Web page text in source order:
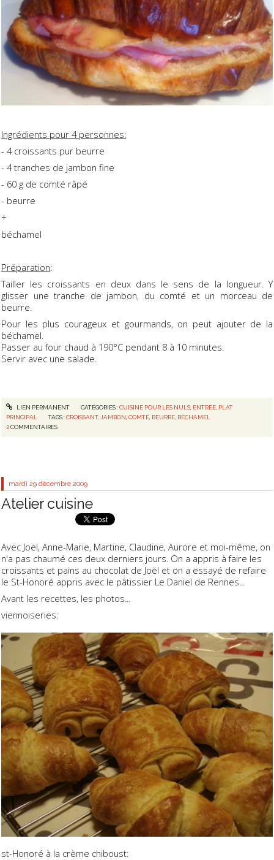
Ingrédients pour 4 personnes:
- 4 croissants pur beurre
- 4 tranches de jambon fine
- 60 g de comté râpé
- beurre
+
béchamel
Préparation:
Tailler les croissants en deux dans le sens de la longueur. Y
glisser une tranche de jambon, du comté et un morceau de
beurre.
Pour les plus courageux et gourmands, on peut ajouter de la
béchamel.
Passer au four chaud à 190°C pendant 8 à 10 minutes.
Servir avec une salade.
LIEN PERMANENT CATÉGORIES :CUISINE POUR LES NULS, ENTRÉE, PLAT
PRINCIPAL
TAGS :CROISSANT, JAMBON ,COMTÉ BEURRE BÉCHAMEL
2COMMENTAIRES
mardi 29 décembre 2009
Atelier cuisine
Avec Joël, Anne-Marie, Martine, Claudine, Aurore et moi-même, on
n'a pas chaumé ces deux derniers jours. On a appris à faire les
croissants et pains au chocolat de Joël et on a essayé de refaire
le St-Honoré appris avec le pâtissier Le Daniel de Rennes...
Avant les recettes, les photos...
viennoiseries:
st-Honoré à la crème chiboust: